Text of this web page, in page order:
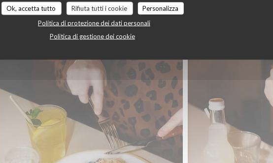
Ok, accetta tutto Rifiuta tutti i cookie
Personalizza
Politica di protezione dei dati personali
Politica di gestione dei cookie